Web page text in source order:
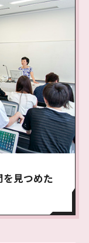
見つめた